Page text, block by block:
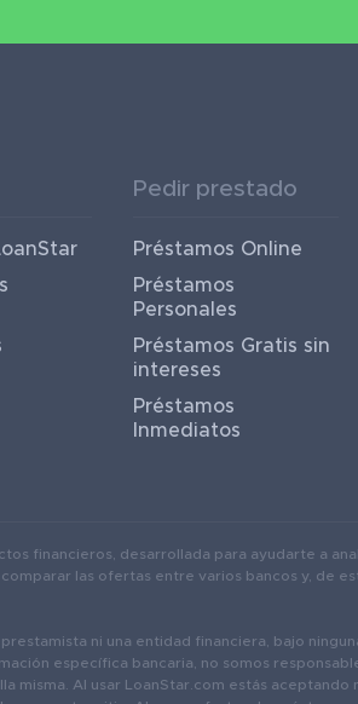
Pedir prestado
Préstamos Online
Préstamos
Personales
Préstamos Gratis sin
intereses
Préstamos
Inmediatos
financieros, desarrollada para ayudarte a
las ofertas entre varios bancos y, de
ni una entidad financiera, bajo
específica bancaria, no somos
misma. Al usar LoanStar.com estás